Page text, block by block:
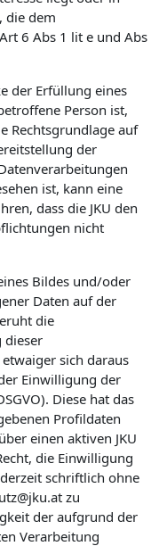
die dem
6 Abs 1 lit e und Abs
der Erfüllung eines
Person ist,
Rechtsgrundlage auf
der
ist, kann eine
dass die JKU den
nicht
Bildes und/oder
Daten auf der
die
dieser
sich daraus
Einwilligung der
Diese hat das
Profildaten
einen aktiven JKU
die Einwilligung
schriftlich ohne
zu
der aufgrund der
Verarbeitung